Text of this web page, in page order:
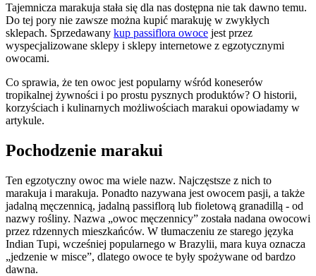
Tajemnicza marakuja stała się dla nas dostępna nie tak dawno temu.
Do tej pory nie zawsze można kupić marakuję w zwykłych
sklepach. Sprzedawany kup passiflora owoce jest przez
wyspecjalizowane sklepy i sklepy internetowe z egzotycznymi
owocami.
Co sprawia, że ten owoc jest popularny wśród koneserów
tropikalnej żywności i po prostu pysznych produktów? O historii,
korzyściach i kulinarnych możliwościach marakui opowiadamy w
artykule.
Pochodzenie marakui
Ten egzotyczny owoc ma wiele nazw. Najczęstsze z nich to
marakuja i marakuja. Ponadto nazywana jest owocem pasji, a także
jadalną męczennicą, jadalną passiflorą lub fioletową granadillą - od
nazwy rośliny. Nazwa „owoc męczennicy” została nadana owocowi
przez rdzennych mieszkańców. W tłumaczeniu ze starego języka
Indian Tupi, wcześniej popularnego w Brazylii, mara kuya oznacza
„jedzenie w misce”, dlatego owoce te były spożywane od bardzo
dawna.